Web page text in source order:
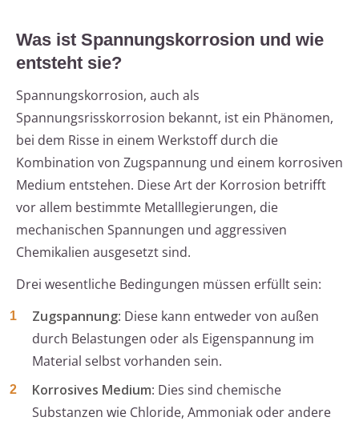
Was ist Spannungskorrosion und wie
entsteht sie?
Spannungskorrosion, auch als
Spannungsrisskorrosion bekannt, ist ein Phänomen,
bei dem Risse in einem Werkstoff durch die
Kombination von Zugspannung und einem korrosiven
Medium entstehen. Diese Art der Korrosion betrifft
vor allem bestimmte Metalllegierungen, die
mechanischen Spannungen und aggressiven
Chemikalien ausgesetzt sind.
Drei wesentliche Bedingungen müssen erfüllt sein:
Zugspannung: Diese kann entweder von außen
durch Belastungen oder als Eigenspannung im
Material selbst vorhanden sein.
Korrosives Medium: Dies sind chemische
Substanzen wie Chloride, Ammoniak oder andere